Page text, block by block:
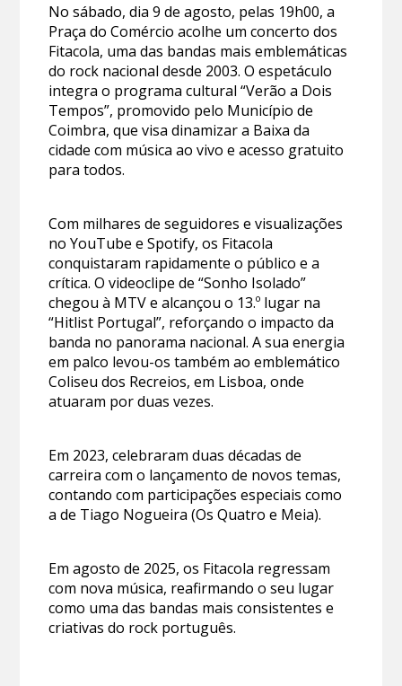
No sábado, dia 9 de agosto, pelas 19h00, a
Praça do Comércio acolhe um concerto dos
Fitacola, uma das bandas mais emblemáticas
do rock nacional desde 2003. O espetáculo
integra o programa cultural “Verão a Dois
Tempos”, promovido pelo Município de
Coimbra, que visa dinamizar a Baixa da
cidade com música ao vivo e acesso gratuito
para todos.
Com milhares de seguidores e visualizações
no YouTube e Spotify, os Fitacola
conquistaram rapidamente o público e a
crítica. O videoclipe de “Sonho Isolado”
chegou à MTV e alcançou o 13.º lugar na
“Hitlist Portugal”, reforçando o impacto da
banda no panorama nacional. A sua energia
em palco levou-os também ao emblemático
Coliseu dos Recreios, em Lisboa, onde
atuaram por duas vezes.
Em 2023, celebraram duas décadas de
carreira com o lançamento de novos temas,
contando com participações especiais como
a de Tiago Nogueira (Os Quatro e Meia).
Em agosto de 2025, os Fitacola regressam
com nova música, reafirmando o seu lugar
como uma das bandas mais consistentes e
criativas do rock português.